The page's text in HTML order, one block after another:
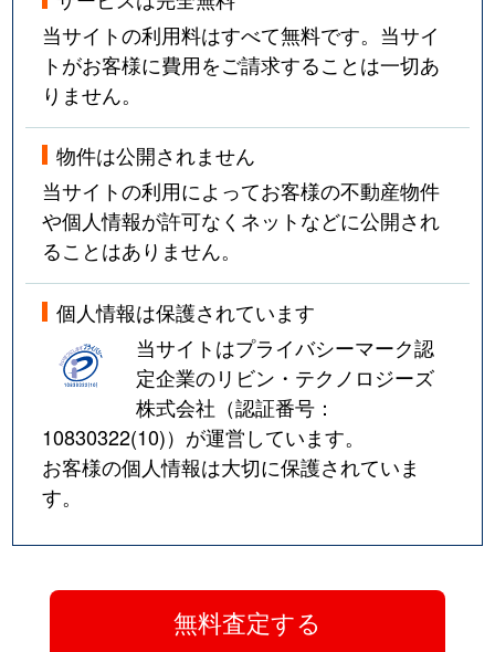
当サイトの利用料はすべて無料です。当サイ
トがお客様に費用をご請求することは一切あ
りません。
物件は公開されません
当サイトの利用によってお客様の不動産物件
や個人情報が許可なくネットなどに公開され
ることはありません。
個人情報は保護されています
当サイトはプライバシーマーク認
定企業のリビン・テクノロジーズ
株式会社（認証番号：
10830322(10)）が運営しています。
お客様の個人情報は大切に保護されていま
す。